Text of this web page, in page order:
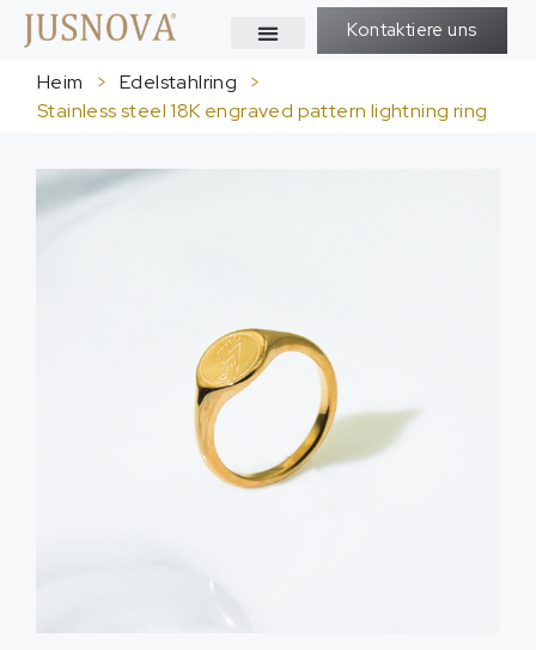
Kontaktiere uns
Heim > Edelstahlring
>
Stainless steel 18K engraved pattern lightning ring